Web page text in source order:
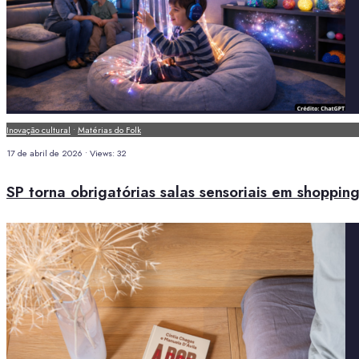
Inovação cultural • Matérias do Folk
17 de abril de 2026 • Views: 32
SP torna obrigatórias salas sensoriais em